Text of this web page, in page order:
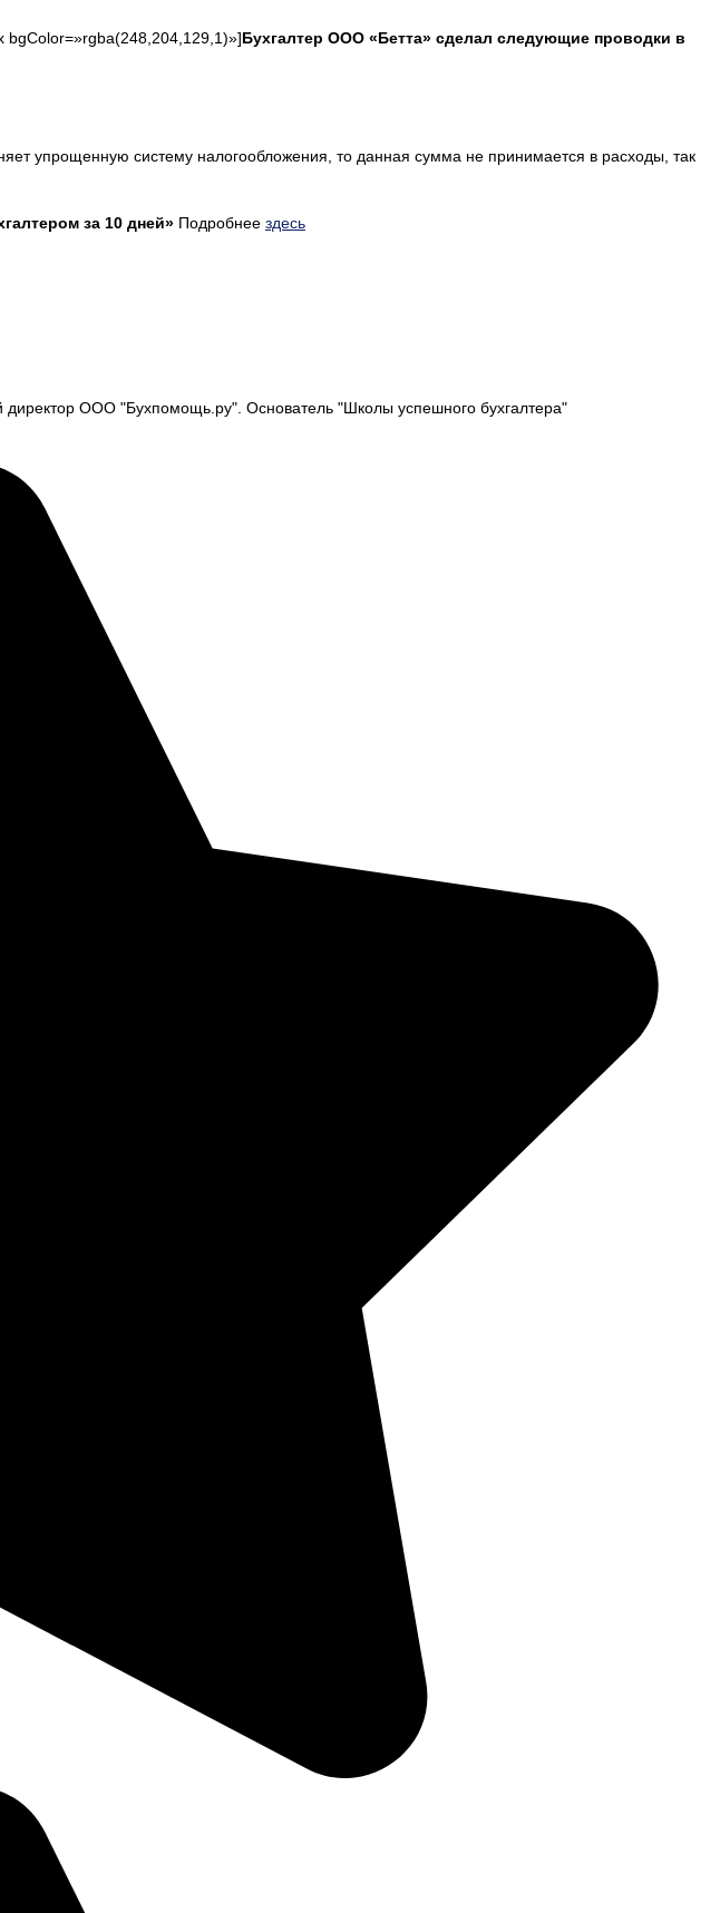
bgColor=»rgba(248,204,129,1)»]Бухгалтер ООО «Бетта» сделал следующие проводки в
упрощенную систему налогообложения, то данная сумма не принимается в расходы, так
за 10 дней» Подробнее здесь
ООО "Бухпомощь.ру". Основатель "Школы успешного бухгалтера"